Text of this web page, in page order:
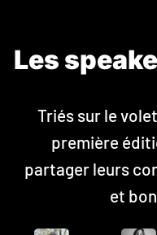
Les
Triés sur le
première
partager leurs
et